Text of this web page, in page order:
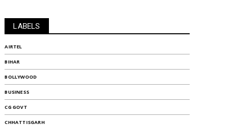
LABELS
AIRTEL
BIHAR
BOLLYWOOD
BUSINESS
CG GOVT
CHHATTISGARH